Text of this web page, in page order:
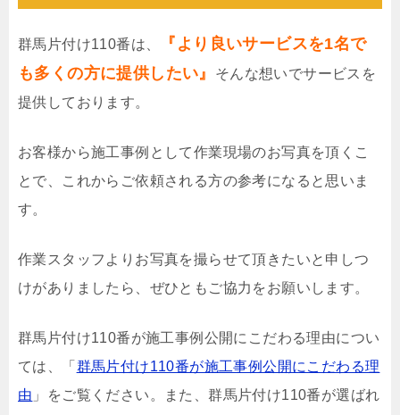
群馬片付け110番は、
『より良いサービスを1名で
も多くの方に提供したい』
そんな想いでサービスを
提供しております。
お客様から施工事例として作業現場のお写真を頂くこ
とで、これからご依頼される方の参考になると思いま
す。
作業スタッフよりお写真を撮らせて頂きたいと申しつ
けがありましたら、ぜひともご協力をお願いします。
群馬片付け110番が施工事例公開にこだわる理由につい
ては、「 群馬片付け110番が施工事例公開にこだわる理
由 」をご覧ください。また、群馬片付け110番が選ばれ